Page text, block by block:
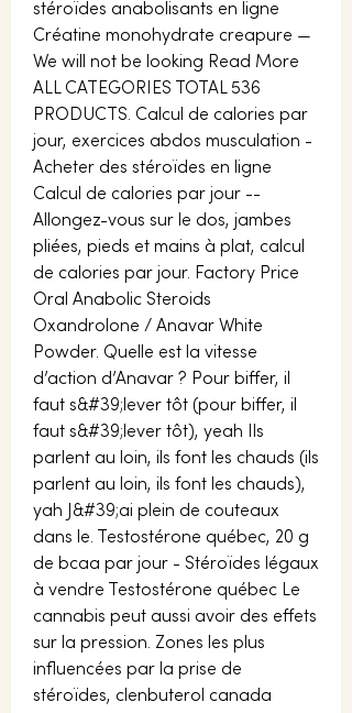
stéroïdes anabolisants en ligne
Créatine monohydrate creapure —
We will not be looking Read More
ALL CATEGORIES TOTAL 536
PRODUCTS. Calcul de calories par
jour, exercices abdos musculation -
Acheter des stéroïdes en ligne
Calcul de calories par jour --
Allongez-vous sur le dos, jambes
pliées, pieds et mains à plat, calcul
de calories par jour. Factory Price
Oral Anabolic Steroids
Oxandrolone / Anavar White
Powder. Quelle est la vitesse
d’action d’Anavar ? Pour biffer, il
faut s&#39;lever tôt (pour biffer, il
faut s&#39;lever tôt), yeah Ils
parlent au loin, ils font les chauds (ils
parlent au loin, ils font les chauds),
yah J&#39;ai plein de couteaux
dans le. Testostérone québec, 20 g
de bcaa par jour - Stéroïdes légaux
à vendre Testostérone québec Le
cannabis peut aussi avoir des effets
sur la pression. Zones les plus
influencées par la prise de
stéroïdes, clenbuterol canada